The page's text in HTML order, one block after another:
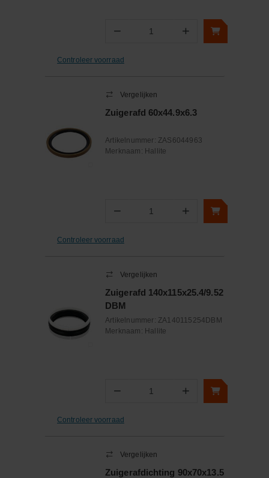
− Aantal +
Controleer voorraad
Vergelijken
Zuigerafd 60x44.9x6.3
Artikelnummer: ZAS6044963
Merknaam: Hallite
− Aantal +
Controleer voorraad
Vergelijken
Zuigerafd 140x115x25.4/9.52
DBM
Artikelnummer: ZA140115254DBM
Merknaam: Hallite
− Aantal +
Controleer voorraad
Vergelijken
Zuigerafdichting 90x70x13.5